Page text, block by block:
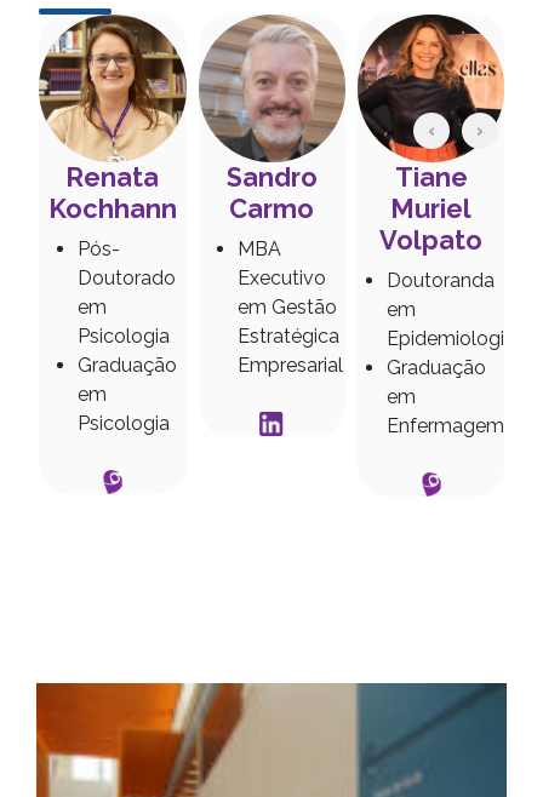
Renata
Kochhann
Pós-
Doutorado
em
Psicologia
Graduação
em
Psicologia
Sandro
Carmo
MBA
Executivo
em Gestão
Estratégica
Empresarial
Tiane
Muriel
Volpato
Doutoranda
em
Epidemiologia
Graduação
em
Enfermagem
‹ ›